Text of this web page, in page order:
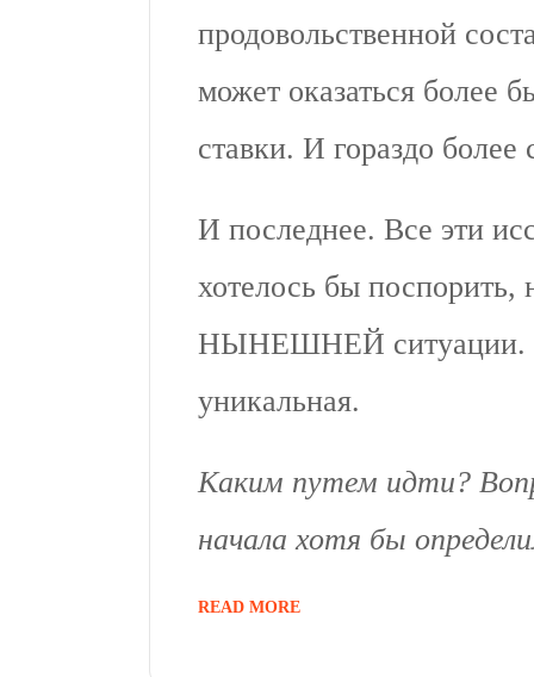
продовольственной
может оказаться более
ставки. И гораздо
И последнее. Все эти
хотелось бы поспорить,
НЫНЕШНЕЙ ситуации. А
уникальная.
Каким путем идти?
начала хотя бы
READ MORE